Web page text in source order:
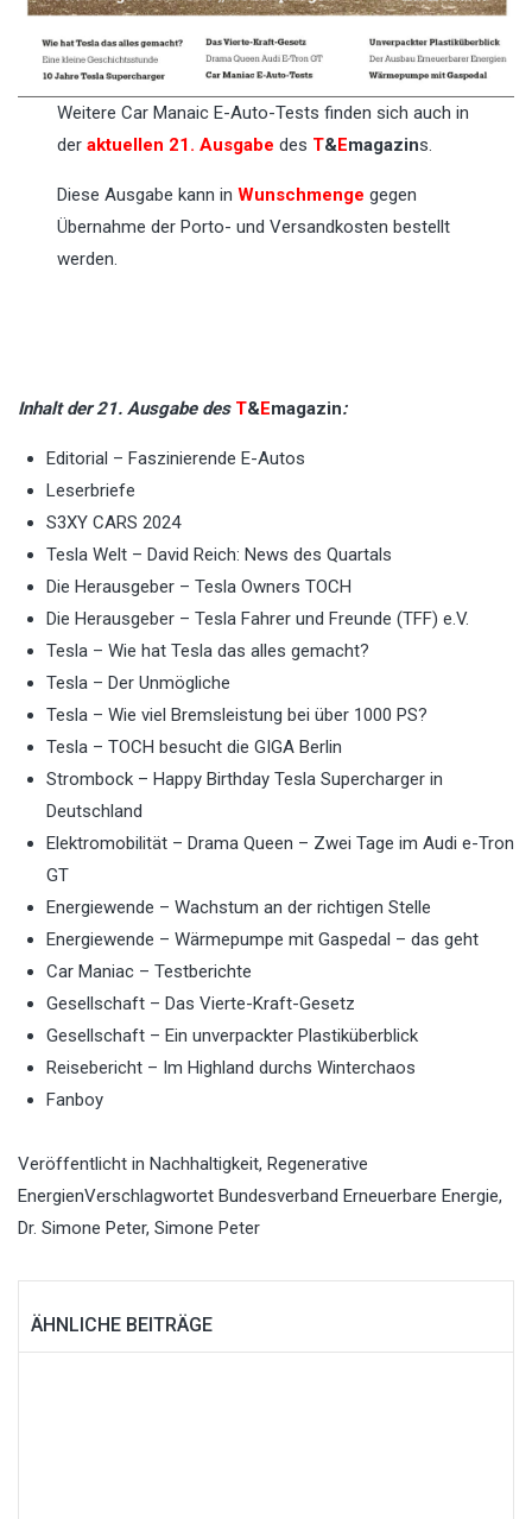
Weitere Car Manaic E-Auto-Tests finden sich auch in
deraktuellen 21. Ausgabe des T&Emagazins.
Diese Ausgabe kann inWunschmenge gegen
Übernahme der Porto- und Versandkosten bestellt
werden.
Inhalt der 21. Ausgabe des T&Emagazin:
Editorial – Faszinierende E-Autos
Leserbriefe
S3XY CARS 2024
Tesla Welt – David Reich: News des Quartals
Die Herausgeber – Tesla Owners TOCH
Die Herausgeber – Tesla Fahrer und Freunde (TFF) e.V.
Tesla – Wie hat Tesla das alles gemacht?
Tesla – Der Unmögliche
Tesla – Wie viel Bremsleistung bei über 1000 PS?
Tesla – TOCH besucht die GIGA Berlin
Strombock – Happy Birthday Tesla Supercharger in
Deutschland
Elektromobilität – Drama Queen – Zwei Tage im Audi e-Tron
GT
Energiewende – Wachstum an der richtigen Stelle
Energiewende – Wärmepumpe mit Gaspedal – das geht
Car Maniac – Testberichte
Gesellschaft – Das Vierte-Kraft-Gesetz
Gesellschaft – Ein unverpackter Plastiküberblick
Reisebericht – Im Highland durchs Winterchaos
Fanboy
Veröffentlicht in Nachhaltigkeit, Regenerative
EnergienVerschlagwortet Bundesverband Erneuerbare Energie,
Dr. Simone Peter, Simone Peter
ÄHNLICHE BEITRÄGE